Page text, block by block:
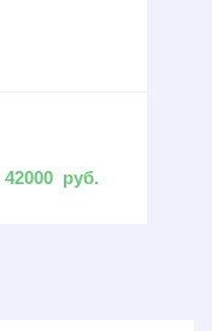
42000 руб.